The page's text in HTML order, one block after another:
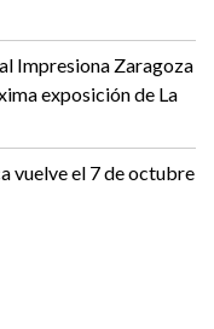
Impresiona Zaragoza
exposición de La
vuelve el 7 de octubre